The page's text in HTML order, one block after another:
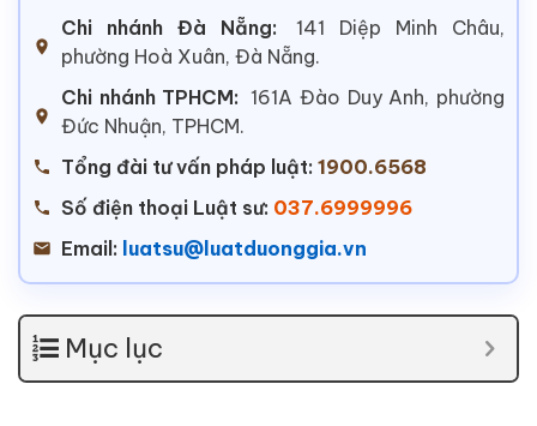
Chi nhánh Đà Nẵng:
141 Diệp Minh Châu,
phường Hoà Xuân, Đà Nẵng.
Chi nhánh TPHCM: 161A Đào Duy Anh, phường
Đức Nhuận, TPHCM.
Tổng đài tư vấn pháp luật: 1900.6568
Số điện thoại Luật sư: 037.6999996
Email: luatsu@luatduonggia.vn
Mục lục